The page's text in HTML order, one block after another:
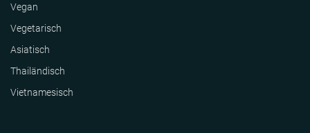
Vegan
Vegetarisch
Asiatisch
Thailändisch
Vietnamesisch